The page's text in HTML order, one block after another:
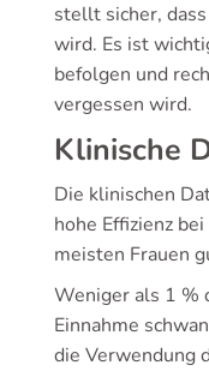
stellt sicher,
wird. Es ist
befolgen und
vergessen wird.
Klinische
Die klinischen
hohe Effizienz
meisten Frauen
Weniger als 1 %
Einnahme
die Verwendung